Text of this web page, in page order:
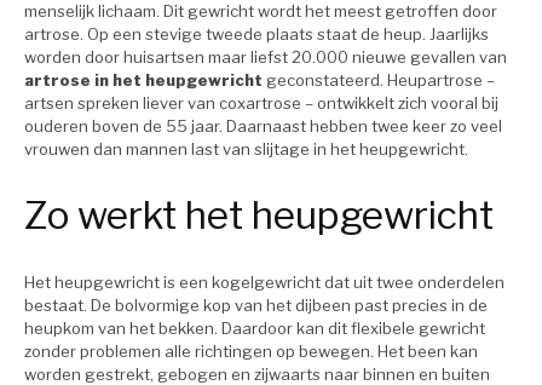
menselijk lichaam. Dit gewricht wordt het meest getroffen door
artrose. Op een stevige tweede plaats staat de heup. Jaarlijks
worden door huisartsen maar liefst 20.000 nieuwe gevallen van
artrose in het heupgewricht geconstateerd. Heupartrose –
artsen spreken liever van coxartrose – ontwikkelt zich vooral bij
ouderen boven de 55 jaar. Daarnaast hebben twee keer zo veel
vrouwen dan mannen last van slijtage in het heupgewricht.
Zo werkt het heupgewricht
Het heupgewricht is een kogelgewricht dat uit twee onderdelen
bestaat. De bolvormige kop van het dijbeen past precies in de
heupkom van het bekken. Daardoor kan dit flexibele gewricht
zonder problemen alle richtingen op bewegen. Het been kan
worden gestrekt, gebogen en zijwaarts naar binnen en buiten